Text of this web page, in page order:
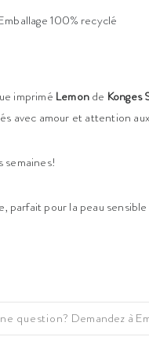
100% recyclé
imprimé Lemonde Konges
avec amour et attention
semaines!
parfait pour la peau
question? Demandez à